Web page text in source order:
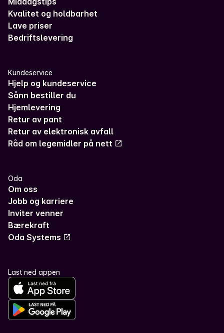
Kvalitet og holdbarhet
Lave priser
Bedriftslevering
Kundeservice
Hjelp og kundeservice
Sånn bestiller du
Hjemlevering
Retur av pant
Retur av elektronisk avfall
Råd om legemidler på nett
Oda
Om oss
Jobb og karriere
Inviter venner
Bærekraft
Oda Systems
Last ned appen